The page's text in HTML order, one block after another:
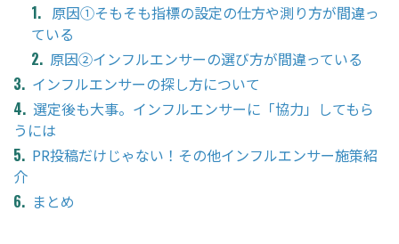
原因①そもそも指標の設定の仕方や測り方が間違っ
ている
原因②インフルエンサーの選び方が間違っている
インフルエンサーの探し方について
選定後も大事。インフルエンサーに「協力」してもら
うには
PR投稿だけじゃない！その他インフルエンサー施策紹
介
まとめ